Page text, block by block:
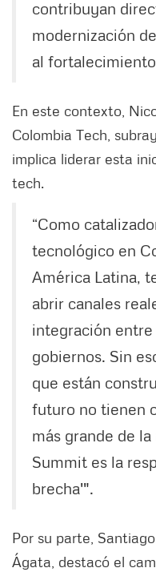
contribuyan
modernización
al
En este contexto,
Colombia Tech,
implica liderar esta
tech.
“Como
tecnológico en
América Latina,
abrir canales
integración
gobiernos. Sin
que están
futuro no tienen
más grande de
Summit es la
brecha'".
Por su parte,
Ágata, destacó el